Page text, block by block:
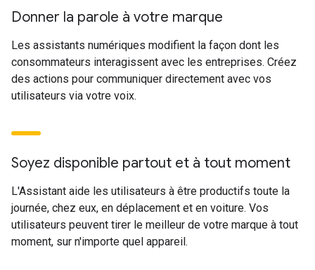
Donner la parole à votre marque
Les assistants numériques modifient la façon dont les
consommateurs interagissent avec les entreprises. Créez
des actions pour communiquer directement avec vos
utilisateurs via votre voix.
Soyez disponible partout et à tout moment
L'Assistant aide les utilisateurs à être productifs toute la
journée, chez eux, en déplacement et en voiture. Vos
utilisateurs peuvent tirer le meilleur de votre marque à tout
moment, sur n'importe quel appareil.